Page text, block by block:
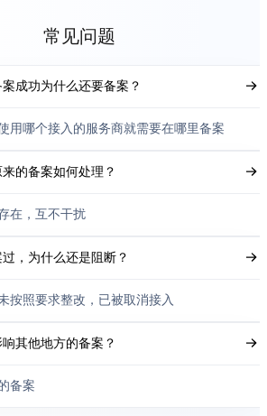
常见问题
成功为什么还要备案？
用哪个接入的服务商就需要在哪里备案
的备案如何处理？
在，互不干扰
，为什么还是阻断？
按照要求整改，已被取消接入
其他地方的备案？
备案